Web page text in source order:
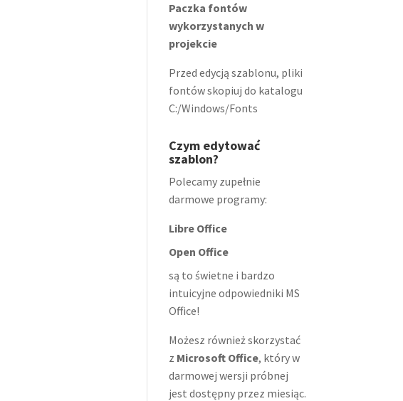
Paczka fontów
wykorzystanych w
projekcie
Przed edycją szablonu, pliki
fontów skopiuj do katalogu
C:/Windows/Fonts
Czym edytować
szablon?
Polecamy zupełnie
darmowe programy:
Libre Office
Open Office
są to świetne i bardzo
intuicyjne odpowiedniki MS
Office!
Możesz również skorzystać
z Microsoft Office, który w
darmowej wersji próbnej
jest dostępny przez miesiąc.